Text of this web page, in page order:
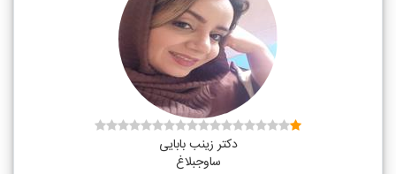
دکتر زینب بابایی
ساوجبلاغ